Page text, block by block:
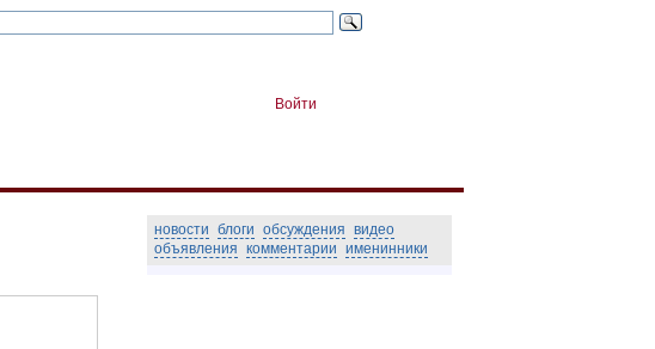
Войти
новости блоги обсуждения видео
объявления комментарии именинники